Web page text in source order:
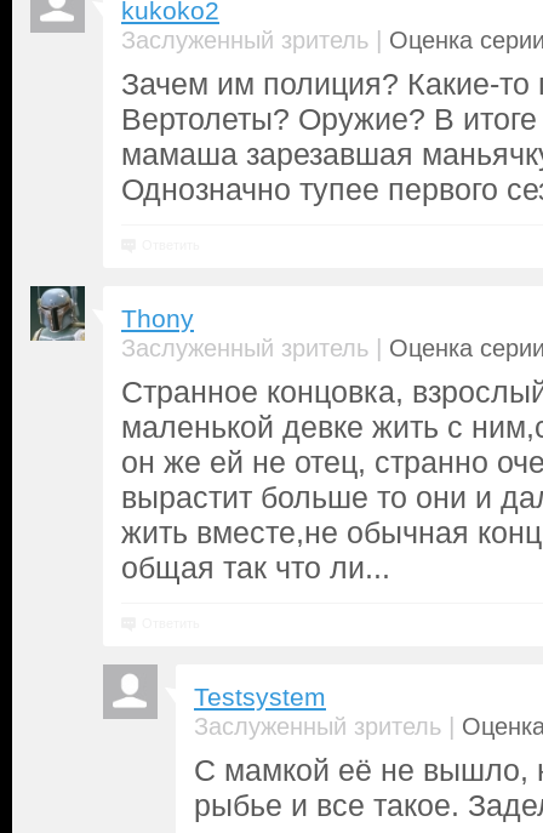
kukoko2
Заслуженный зритель | Оценка
Зачем им полиция? Какие-то
Вертолеты? Оружие? В
мамаша зарезавшая
Однозначно тупее первого
Thony
Заслуженный зритель | Оценка
Странное концовка,
маленькой девке жить с
он же ей не отец, странно
вырастит больше то они и
жить вместе,не обычная
общая так что ли...
Testsystem
Заслуженный зритель |
С мамкой её не вышло,
рыбье и все такое.